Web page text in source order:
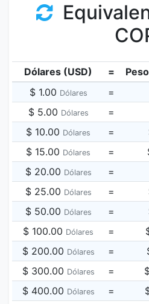
Dólares (USD) =
$ 1.00 Dólares =
$ 5.00 Dólares =
$ 10.00 Dólares =
$ 15.00 Dólares =
$ 20.00 Dólares =
$ 25.00 Dólares =
$ 50.00 Dólares =
$ 100.00 Dólares =
$ 200.00 Dólares =
$ 300.00 Dólares =
$ 400.00 Dólares =